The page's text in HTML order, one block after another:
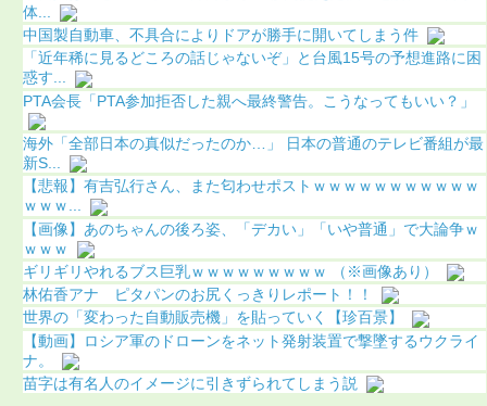
体...
中国製自動車、不具合によりドアが勝手に開いてしまう件
「近年稀に見るどころの話じゃないぞ」と台風15号の予想進路に困
惑す...
PTA会長「PTA参加拒否した親へ最終警告。こうなってもいい？」
海外「全部日本の真似だったのか…」 日本の普通のテレビ番組が最
新S...
【悲報】有吉弘行さん、また匂わせポストｗｗｗｗｗｗｗｗｗｗｗ
ｗｗｗ...
【画像】あのちゃんの後ろ姿、「デカい」「いや普通」で大論争ｗ
ｗｗｗ
ギリギリやれるブス巨乳ｗｗｗｗｗｗｗｗｗ （※画像あり）
林佑香アナ ピタパンのお尻くっきりレポート！！
世界の「変わった自動販売機」を貼っていく【珍百景】
【動画】ロシア軍のドローンをネット発射装置で撃墜するウクライ
ナ。
苗字は有名人のイメージに引きずられてしまう説